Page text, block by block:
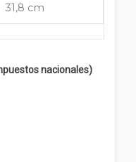
31,8 cm
nacionales)